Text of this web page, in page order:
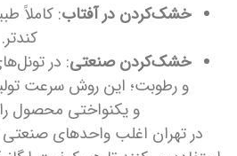
خشک‌کردن در آفتاب: کاملاً
کندتر.
خشک‌کردن صنعتی: در
و رطوبت؛ این روش سرعت
و یکنواختی محصول
در تهران اغلب واحدهای